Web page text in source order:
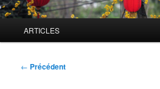
principal
ARTICLES
Navigation
← Précédent